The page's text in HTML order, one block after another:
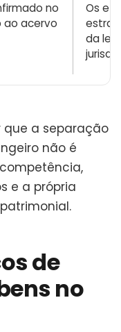
no
ao acervo
Os
da lei
que a separação
não é
e a própria
de
no